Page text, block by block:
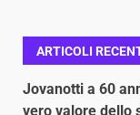
ARTICOLI
Jovanotti a 60
vero valore dello